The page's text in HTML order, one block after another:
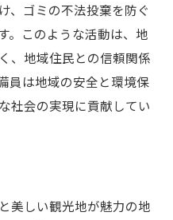
魅力
研修
、ゴミの不法投棄を防ぐ
。このような活動は、地
、地域住民との信頼関係
員は地域の安全と環境保
社会の実現に貢献してい
美しい観光地が魅力の地